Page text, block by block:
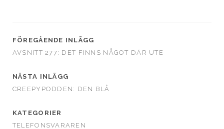
FÖREGÅENDE INLÄGG
AVSNITT 277: DET FINNS NÅGOT DÄR UTE
NÄSTA INLÄGG
CREEPYPODDEN: DEN BLÅ
KATEGORIER
TELEFONSVARAREN